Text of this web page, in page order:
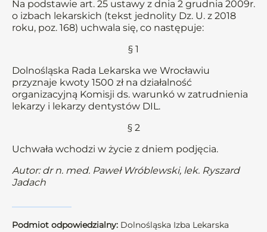
Na podstawie art. 25 ustawy z dnia 2 grudnia 2009r.
o izbach lekarskich (tekst jednolity Dz. U. z 2018
roku, poz. 168) uchwala się, co następuje:
§ 1
Dolnośląska Rada Lekarska we Wrocławiu
przyznaje kwoty 1500 zł na działalność
organizacyjną Komisji ds. warunkó w zatrudnienia
lekarzy i lekarzy dentystów DIL.
§ 2
Uchwała wchodzi w życie z dniem podjęcia.
Autor: dr n. med. Paweł Wróblewski, lek. Ryszard
Jadach
Podmiot odpowiedzialny: Dolnośląska Izba Lekarska